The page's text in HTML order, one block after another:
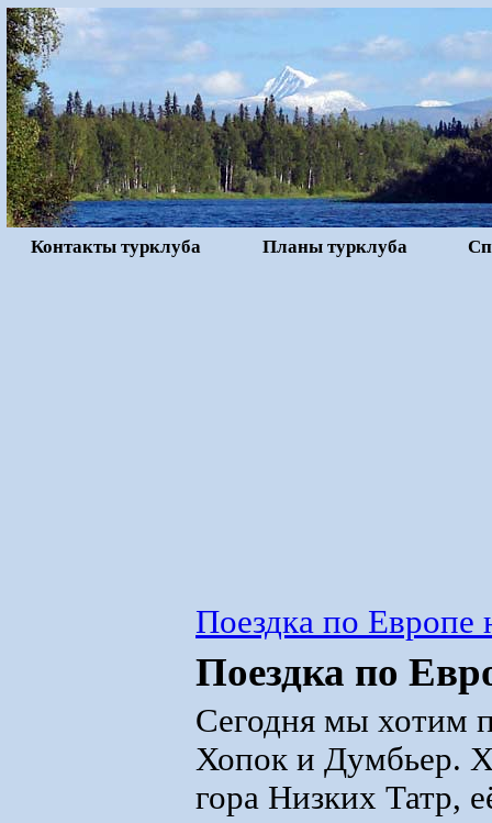
Контакты турклуба Планы турклуба
Поездка по
Поездка по
Сегодня мы хотим
Хопок и Думбьер.
гора Низких Татр,